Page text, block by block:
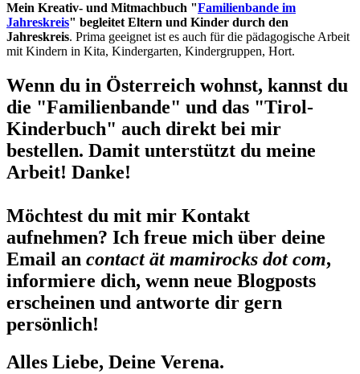
Mein Kreativ- und Mitmachbuch "Familienbande im
Jahreskreis" begleitet Eltern und Kinder durch den
Jahreskreis. Prima geeignet ist es auch für die pädagogische Arbeit
mit Kindern in Kita, Kindergarten, Kindergruppen, Hort.
Wenn du in Österreich wohnst, kannst du
die "Familienbande" und das "Tirol-
Kinderbuch" auch direkt bei mir
bestellen. Damit unterstützt du meine
Arbeit! Danke!
Möchtest du mit mir Kontakt
aufnehmen? Ich freue mich über deine
Email an contact ät mamirocks dot com,
informiere dich, wenn neue Blogposts
erscheinen und antworte dir gern
persönlich!
Alles Liebe, Deine Verena.